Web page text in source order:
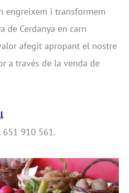
engreixem i transformem
de Cerdanya en carn
afegit apropant el nostre
a través de la venda de
651 910 561.